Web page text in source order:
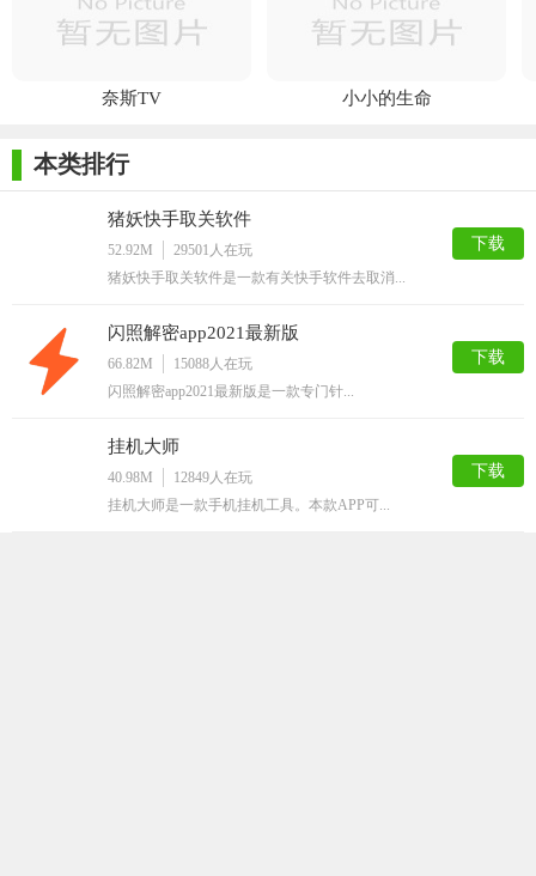
奈斯TV 小小的生命
本类排行
猪妖快手取关软件
52.92M 29501 人在玩
猪妖快手取关软件是一款有关快手软件去取消...
下载
闪照解密app2021最新版
66.82M 15088人在玩
闪照解密app2021最新版是一款专门针...
下载
挂机大师
40.98M 12849人在玩
挂机大师是一款手机挂机工具。本款APP可...
下载